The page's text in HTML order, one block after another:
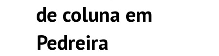
de coluna em
Pedreira